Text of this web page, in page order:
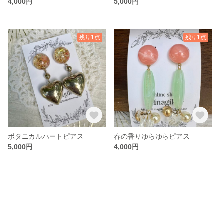
残り1点
ボタニカルハートピアス
5,000円
残り1点
春の香りゆらゆらピアス
4,000円